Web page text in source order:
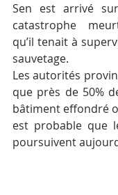
Sen est arrivé
catastrophe
qu’il tenait à
sauvetage.
Les autorités
que près de 50%
bâtiment effondré
est probable que
poursuivent